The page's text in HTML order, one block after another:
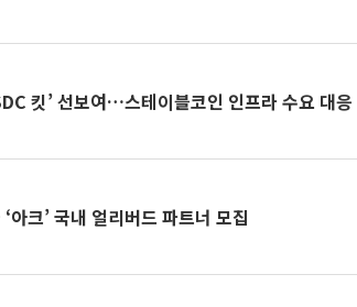
킷’ 선보여…스테이블코인 인프라 수요 대응
아크’ 국내 얼리버드 파트너 모집